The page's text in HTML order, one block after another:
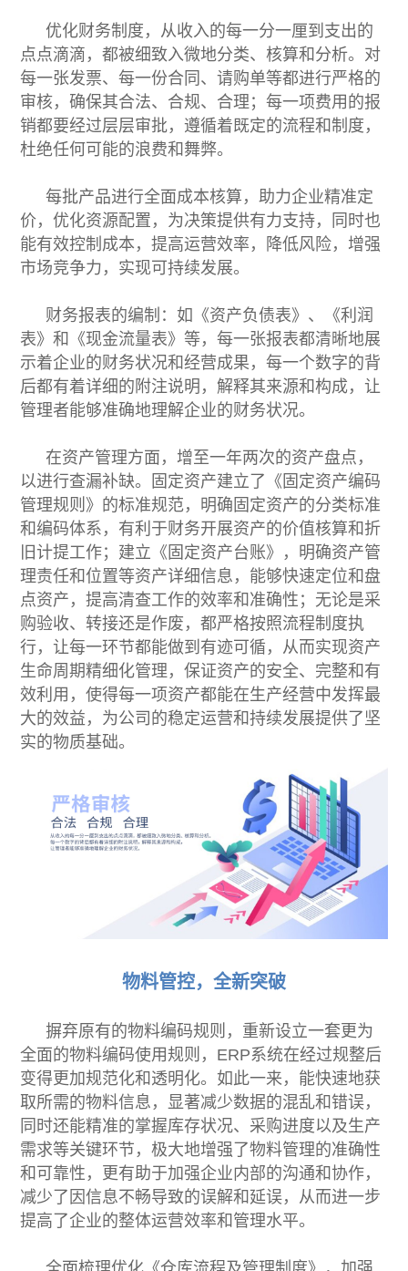
优化财务制度，从收入的每一分一厘到支出的
点点滴滴，都被细致入微地分类、核算和分析。对
每一张发票、每一份合同、请购单等都进行严格的
审核，确保其合法、合规、合理；每一项费用的报
销都要经过层层审批，遵循着既定的流程和制度，
杜绝任何可能的浪费和舞弊。
每批产品进行全面成本核算，助力企业精准定
价，优化资源配置，为决策提供有力支持，同时也
能有效控制成本，提高运营效率，降低风险，增强
市场竞争力，实现可持续发展。
财务报表的编制：如《资产负债表》、《利润
表》和《现金流量表》等，每一张报表都清晰地展
示着企业的财务状况和经营成果，每一个数字的背
后都有着详细的附注说明，解释其来源和构成，让
管理者能够准确地理解企业的财务状况。
在资产管理方面，增至一年两次的资产盘点，
以进行查漏补缺。固定资产建立了《固定资产编码
管理规则》的标准规范，明确固定资产的分类标准
和编码体系，有利于财务开展资产的价值核算和折
旧计提工作；建立《固定资产台账》，明确资产管
理责任和位置等资产详细信息，能够快速定位和盘
点资产，提高清查工作的效率和准确性；无论是采
购验收、转接还是作废，都严格按照流程制度执
行，让每一环节都能做到有迹可循，从而实现资产
生命周期精细化管理，保证资产的安全、完整和有
效利用，使得每一项资产都能在生产经营中发挥最
大的效益，为公司的稳定运营和持续发展提供了坚
实的物质基础。
物料管控，全新突破
摒弃原有的物料编码规则，重新设立一套更为
全面的物料编码使用规则，ERP系统在经过规整后
变得更加规范化和透明化。如此一来，能快速地获
取所需的物料信息，显著减少数据的混乱和错误，
同时还能精准的掌握库存状况、采购进度以及生产
需求等关键环节，极大地增强了物料管理的准确性
和可靠性，更有助于加强企业内部的沟通和协作，
减少了因信息不畅导致的误解和延误，从而进一步
提高了企业的整体运营效率和管理水平。